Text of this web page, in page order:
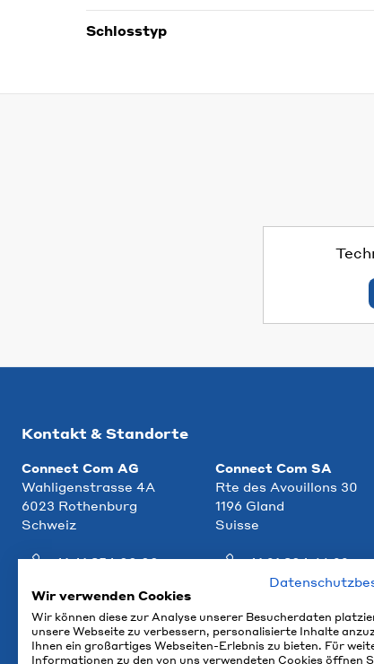
Schlosstyp
Kontakt & Standorte
Connect Com AG
Wahligenstrasse 4A
6023 Rothenburg
Schweiz
+41 41 854 00 00
info@ccm.ch
Anfahrt
Connect Com SA
Rte des Avouillons 30
1196 Gland
Suisse
+41 21 804 66 22
Anfahrt
Wir verwenden Cookies
Wir können diese zur Analyse unserer Besucherdaten
unsere Webseite zu verbessern, personalisierte Inhalte
Ihnen ein großartiges Webseiten-Erlebnis zu bieten. Für
Informationen zu den von uns verwendeten Cookies öffnen